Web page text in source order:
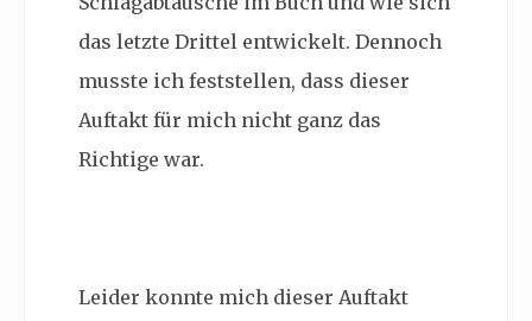
das letzte Drittel entwickelt. Dennoch
musste ich feststellen, dass dieser
Auftakt für mich nicht ganz das
Richtige war.
Leider konnte mich dieser Auftakt